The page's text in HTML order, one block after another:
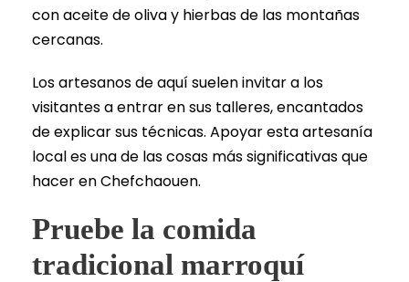
con aceite de oliva y hierbas de las montañas
cercanas.
Los artesanos de aquí suelen invitar a los
visitantes a entrar en sus talleres, encantados
de explicar sus técnicas. Apoyar esta artesanía
local es una de las cosas más significativas que
hacer en Chefchaouen.
Pruebe la comida
tradicional marroquí